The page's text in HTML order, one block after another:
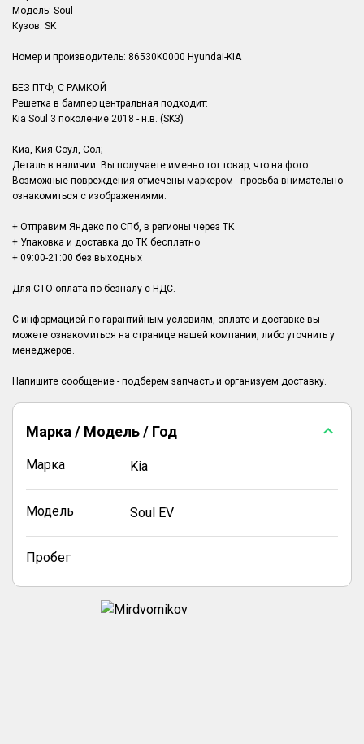
Модель: Soul
Кузов: SK
Номер и производитель: 86530K0000 Hyundai-KIA
БЕЗ ПТФ, С РАМКОЙ
Решетка в бампер центральная подходит:
Kia Soul 3 поколение 2018 - н.в. (SK3)
Киа, Кия Соул, Сол;
Деталь в наличии. Вы получаете именно тот товар, что на фото.
Возможные повреждения отмечены маркером - просьба внимательно
ознакомиться с изображениями.
+ Отправим Яндекс по СПб, в регионы через ТК
+ Упаковка и доставка до ТК бесплатно
+ 09:00-21:00 без выходных
Для СТО оплата по безналу с НДС.
С информацией по гарантийным условиям, оплате и доставке вы
можете ознакомиться на странице нашей компании, либо уточнить у
менеджеров.
Марка / Модель / Год
Марка Kia
Модель Soul EV
Пробег